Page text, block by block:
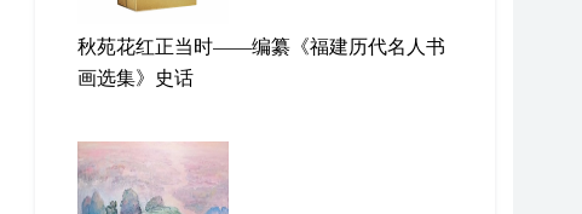
秋苑花红正当时——编纂《福建历代名人书
画选集》史话